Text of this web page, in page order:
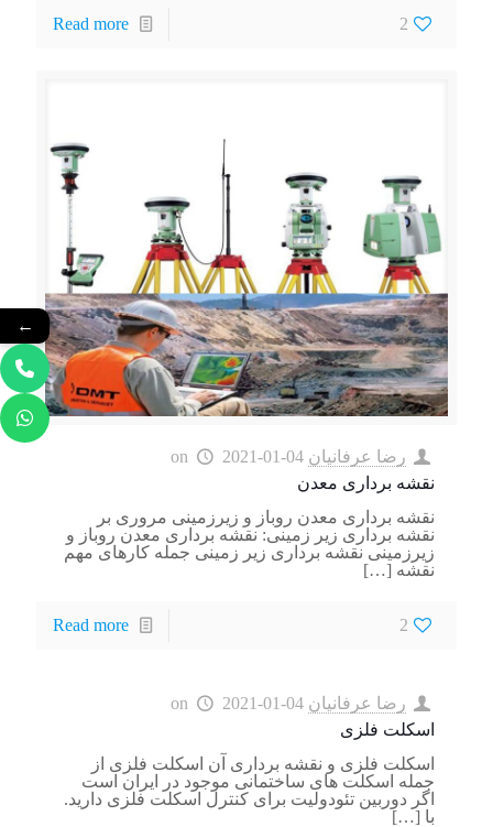
2
Read more
رضا عرفانیان on
2021-01-04
نقشه برداری معدن
نقشه برداری معدن روباز و زیرزمینی مروری بر
نقشه برداری زیر زمینی: نقشه برداری معدن روباز و
زیرزمینی نقشه برداری زیر زمینی جمله کارهای مهم
نقشه […]
2
Read more
رضا عرفانیان on
2021-01-04
اسکلت فلزی
اسکلت فلزی و نقشه برداری آن اسکلت فلزی از
جمله اسکلت های ساختمانی موجود در ایران است
اگر دوربین تئودولیت برای کنترل اسکلت فلزی دارید.
با […]
←